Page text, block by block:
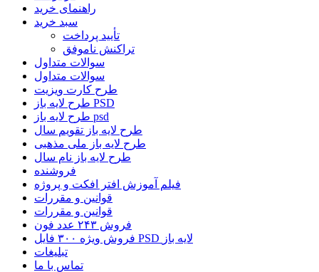
راهنمای خرید
سبد خرید
تأیید پرداخت
تراکنش ناموفق
سوالات متداول
سوالات متداول
طرح کارت ویزیت
طرح لایه باز PSD
طرح لایه باز psd
طرح لایه باز تقویم سال
طرح لایه باز ملی مذهبی
طرح لایه باز نام سال
فروشنده
فیلم آموزش افتر افکت و پروژه
قوانین و مقررات
قوانین و مقررات
فروش ۲۴۳ عدد فون
فروش ویژه ۳۰۰ فایل PSD لایه باز
تبلیغات
تماس با ما